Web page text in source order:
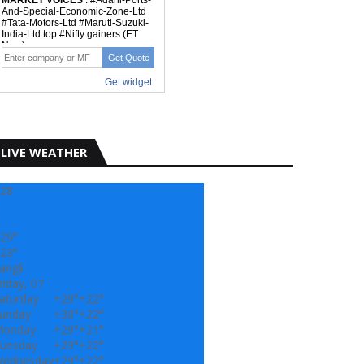
LIVE WEATHER
28
29°
23°
07
+29°+22°
+30°+22°
+29°+21°
+29°+22°
+29°+22°